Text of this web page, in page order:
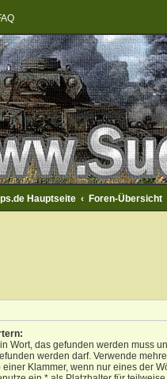
Hauptseite Foren-Übersicht
Wort, das gefunden werden muss
werden darf. Verwende
Klammer, wenn nur eines der